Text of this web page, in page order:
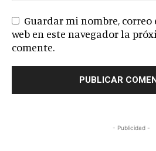
Guardar mi nombre,
web en este navegador la
comente.
- Publicidad -